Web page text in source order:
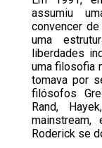
assumiu
convencer
uma
liberdades
uma filosofia
tomava por
filósofos
Rand,
Roderick se